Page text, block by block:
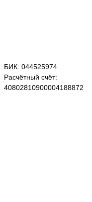
БИК: 044525974
Расчётный счёт:
40802810900004188872